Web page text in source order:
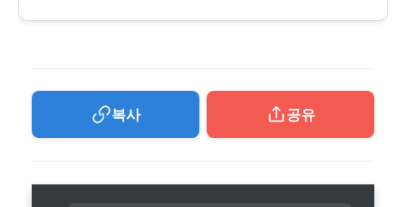
복사 공유